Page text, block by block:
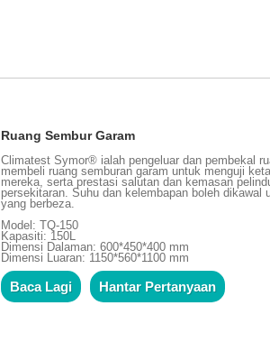
Ruang Sembur Garam
Climatest Symor® ialah pengeluar dan pembekal
membeli ruang semburan garam untuk menguji
mereka, serta prestasi salutan dan kemasan
persekitaran. Suhu dan kelembapan boleh
yang berbeza.
Model: TQ-150
Kapasiti: 150L
Dimensi Dalaman: 600*450*400 mm
Dimensi Luaran: 1150*560*1100 mm
Baca Lagi Hantar Pertanyaan